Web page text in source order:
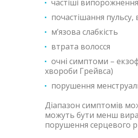
частіші
почастішання пульсу,
м’язова слабкість
втрата волосся
очні симптоми –
хвороби Грейвса)
порушення
Діапазон симптомів
можуть бути менш
порушення серцевого